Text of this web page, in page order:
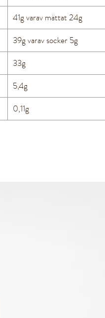
41g varav mättat 24g
39g varav socker 5g
33g
5,4g
0,11g